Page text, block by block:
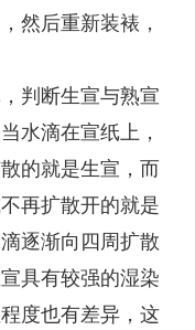
然后重新装裱，
判断生宣与熟宣
水滴在宣纸上，
的就是生宣，而
再扩散开的就是
逐渐向四周扩散
具有较强的湿染
度也有差异，这